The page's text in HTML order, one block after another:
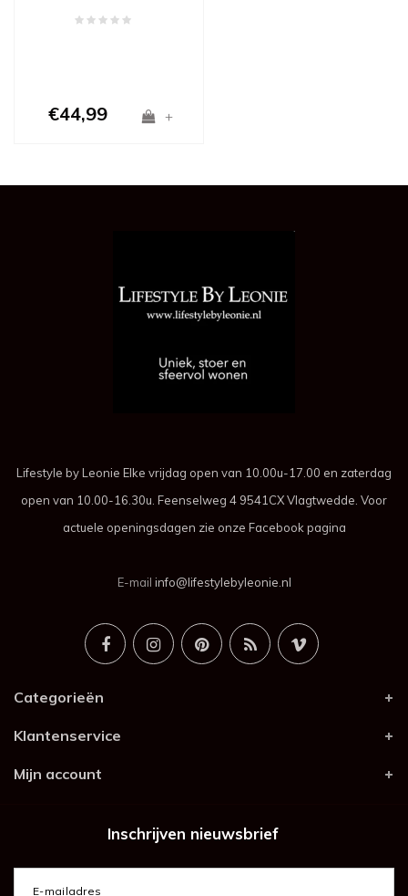
€44,99 +
Lifestyle by Leonie Elke vrijdag open van 10.00u-17.00 en zaterdag
open van 10.00-16.30u. Feenselweg 4 9541CX Vlagtwedde. Voor
actuele openingsdagen zie onze Facebook pagina
E-mail info@lifestylebyleonie.nl
Categorieën
Klantenservice
Mijn account
Inschrijven nieuwsbrief